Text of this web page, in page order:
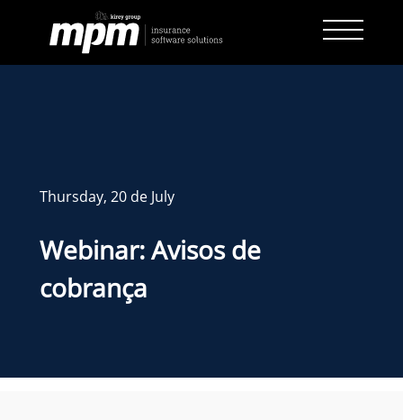
content
Thursday, 20 de July
Webinar: Avisos de
cobrança